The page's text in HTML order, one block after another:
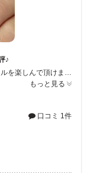
♪
もっと見る
口コミ 1件